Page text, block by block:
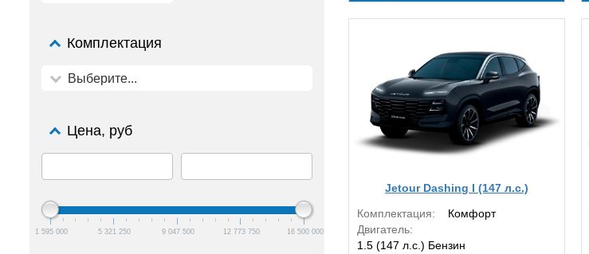
Комплектация
Выберите...
Цена, руб
1 595 000 5 321 250 9 047 500 12 773 750 16 500 000
Jetour Dashing I (147 л.с.)
Комплектация:
Комфорт
Двигатель:
1.5 (147 л.с.) Бензин